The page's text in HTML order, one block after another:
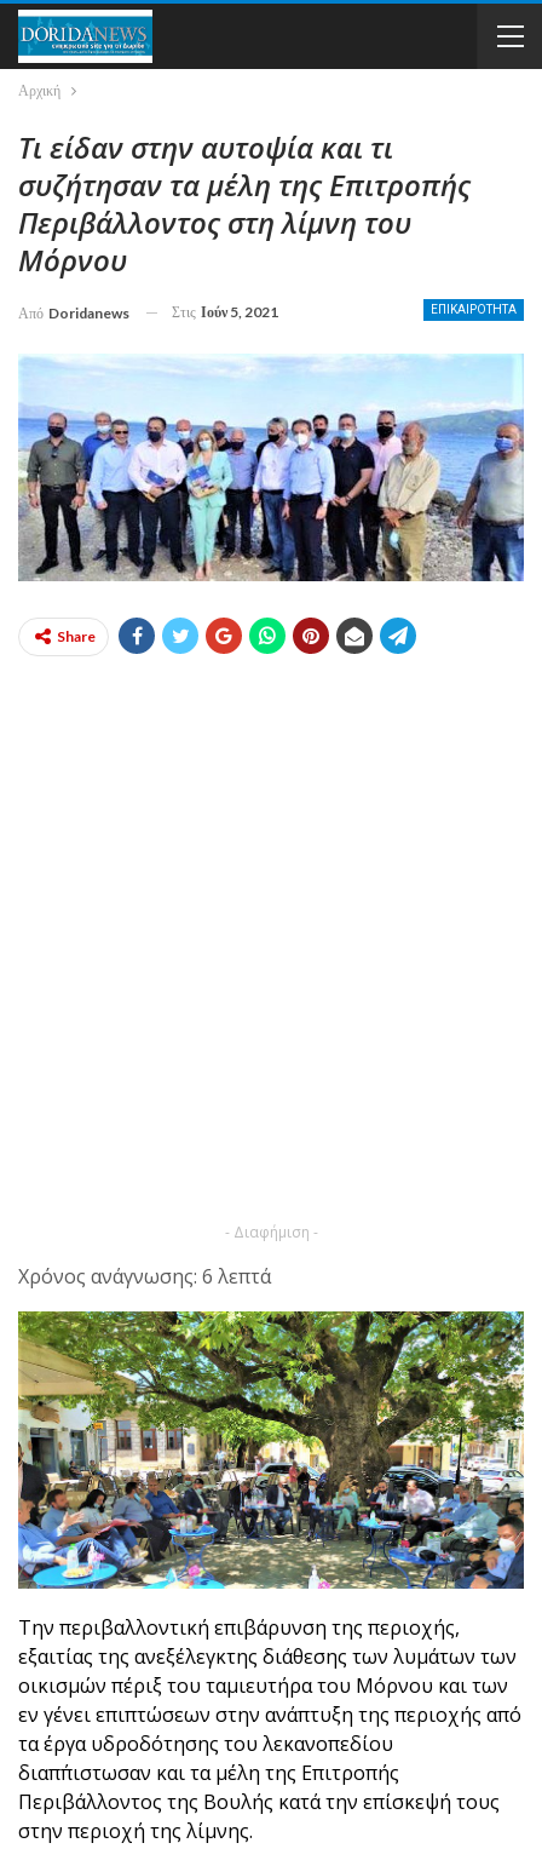
Αρχική
Τι είδαν στην αυτοψία και τι
συζήτησαν τα μέλη της Επιτροπής
Περιβάλλοντος στη λίμνη του
Μόρνου
ΕΠΙΚΑΙΡΟΤΗΤΑ
Από Doridanews Στις Ιούν 5, 2021
Share
- Διαφήμιση -
Χρόνος ανάγνωσης: 6 λεπτά
Tην περιβαλλοντική επιβάρυνση της περιοχής,
εξαιτίας της ανεξέλεγκτης διάθεσης των λυμάτων των
οικισμών πέριξ του ταμιευτήρα του Μόρνου και των
εν γένει επιπτώσεων στην ανάπτυξη της περιοχής από
τα έργα υδροδότησης του λεκανοπεδίου
διαπ΄πιστωσαν και τα μέλη της Επιτροπής
Περιβάλλοντος της Βουλής κατά την επίσκεψή τους
στην περιοχή της λίμνης.